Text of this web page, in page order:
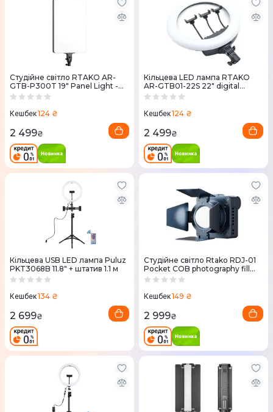
Студійне світло RTAKO AR-
GTB-P300T 19" Panel Light -
Standard Version
Кешбек124 ₴
2 499₴
Кільцева LED лампа RTAKO
AR-GTB01-22S 22" digital
display Right Lightt
Кешбек124 ₴
2 499₴
Кільцева USB LED лампа Puluz
PKT3068B 11.8" + штатив 1.1 м
Кешбек134 ₴
2 699₴
Студійне світло Rtako RDJ-01
Pocket COB photography fill
light
Кешбек149 ₴
2 999₴